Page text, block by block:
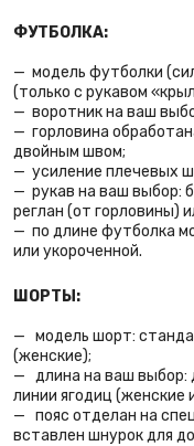
ФУТБОЛКА:
модель футболки
(только с рукавом
воротник на ваш
горловина
двойным швом;
усиление плечевых
рукав на ваш выбор:
реглан (от горловины)
по длине футболка
или укороченной.
ШОРТЫ:
модель шорт:
(женские);
длина на ваш выбор:
линии ягодиц (женские
пояс отделан на
вставлен шнурок для